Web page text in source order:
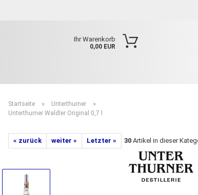
Sprache auswählen
Konto erstellen
Passwort vergessen?
Ihr Warenkorb
0,00 EUR
Startseite » Unterthurner »
Unterthurner Waldler Original 0,7 l
« zurück weiter » Letzter » 30 Artikel in dieser